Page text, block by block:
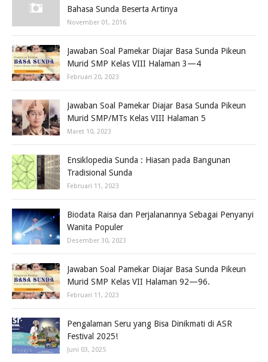
Bahasa Sunda Beserta Artinya
November 01, 2016
Jawaban Soal Pamekar Diajar Basa Sunda Pikeun
Murid SMP Kelas VIII Halaman 3—4
Februari 20, 2023
Jawaban Soal Pamekar Diajar Basa Sunda Pikeun
Murid SMP/MTs Kelas VIII Halaman 5
Maret 10, 2023
Ensiklopedia Sunda : Hiasan pada Bangunan
Tradisional Sunda
Februari 11, 2023
Biodata Raisa dan Perjalanannya Sebagai Penyanyi
Wanita Populer
Desember 30, 2023
Jawaban Soal Pamekar Diajar Basa Sunda Pikeun
Murid SMP Kelas VII Halaman 92—96.
Februari 11, 2023
Pengalaman Seru yang Bisa Dinikmati di ASR
Festival 2025!
Juni 03, 2025